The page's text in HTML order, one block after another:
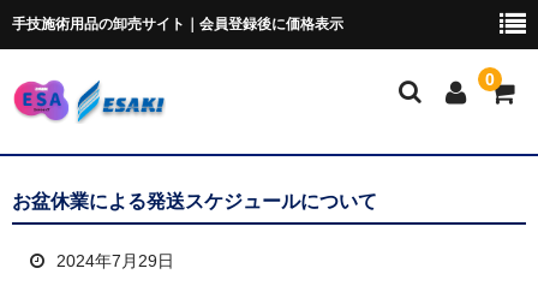
手技施術用品の卸売サイト｜会員登録後に価格表示
0
マイページ
お盆休業による発送スケジュールについて
2024年7月29日